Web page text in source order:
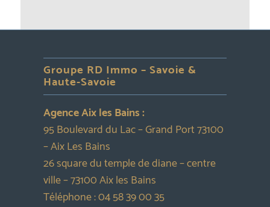
Groupe RD Immo – Savoie &
Haute-Savoie
Agence Aix les Bains :
95 Boulevard du Lac – Grand Port 73100
– Aix Les Bains
26 square du temple de diane – centre
ville – 73100 Aix les Bains
Téléphone :04 58 39 00 35